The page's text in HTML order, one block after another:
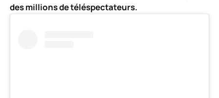
des millions de téléspectateurs.